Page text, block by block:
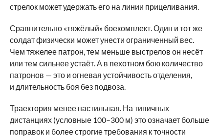
стрелок может удержать его на линии прицеливания.
Сравнительно «тяжёлый» боекомплект. Один и тот же
солдат физически может унести ограниченный вес.
Чем тяжелее патрон, тем меньше выстрелов он несёт
или тем сильнее устаёт. А в пехотном бою количество
патронов — это и огневая устойчивость отделения,
и длительность боя без подвоза.
Траектория менее настильная. На типичных
дистанциях (условные 100–300 м) это означает больше
поправок и более строгие требования к точности